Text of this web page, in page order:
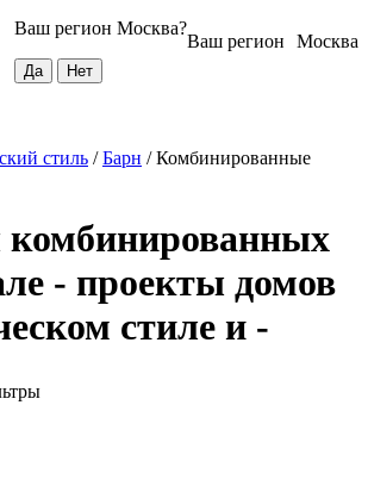
Москва
Ваш регион
Ваш регион Москва?
стиль /Барн /Комбинированные
- проекты домов
стиле и -